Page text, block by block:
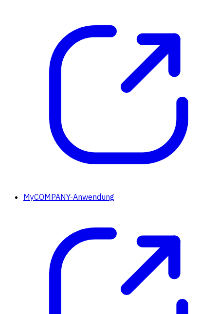
MyCOMPANY-Anwendung